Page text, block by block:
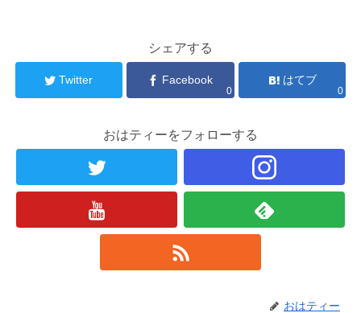
シェアする
Twitter Facebook
0
はてブ
0
おはティーをフォローする
おはティー